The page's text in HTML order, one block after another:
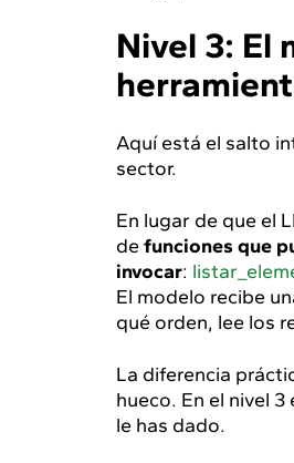
Nivel 3: El
Aquí está el salto
sector.
En lugar de que el
de funciones que
invocar:
El modelo recibe
qué orden, lee los
La diferencia
hueco. En el nivel
le has dado.